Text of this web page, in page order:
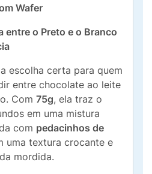
Wafer
entre o Preto e o Branco
escolha certa para quem
entre chocolate ao leite
Com 75g, ela traz o
em uma mistura
com pedacinhos de
uma textura crocante e
mordida.